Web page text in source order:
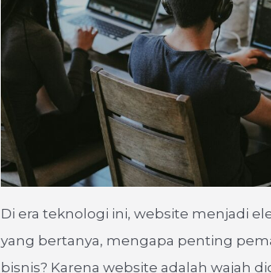
Di era teknologi ini, website menjadi
yang bertanya, mengapa penting
bisnis? Karena website adalah wajah